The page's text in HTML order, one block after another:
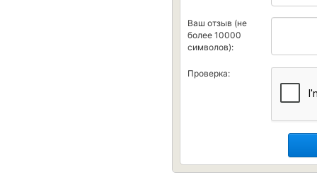
Ваш отзыв (не
более 10000
символов):
Проверка: